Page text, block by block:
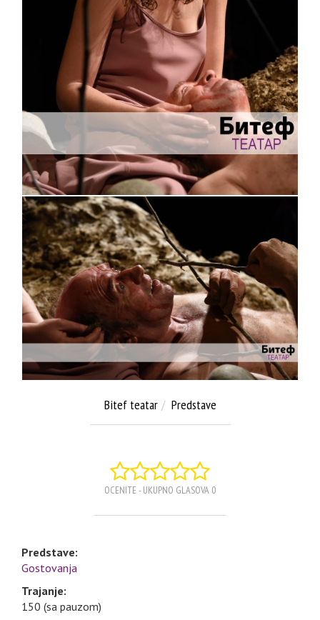
Bitef teatar Predstave
OCENITE - UKUPNO GLASOVA 0
Predstave:
Gostovanja
Trajanje:
150 (sa pauzom)